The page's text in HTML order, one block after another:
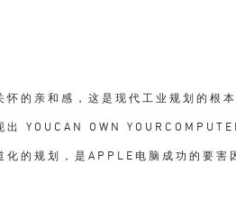
的亲和感，这是现代工业规划的根
YOUCAN OWN
的规划，是APPLE电脑成功的要害